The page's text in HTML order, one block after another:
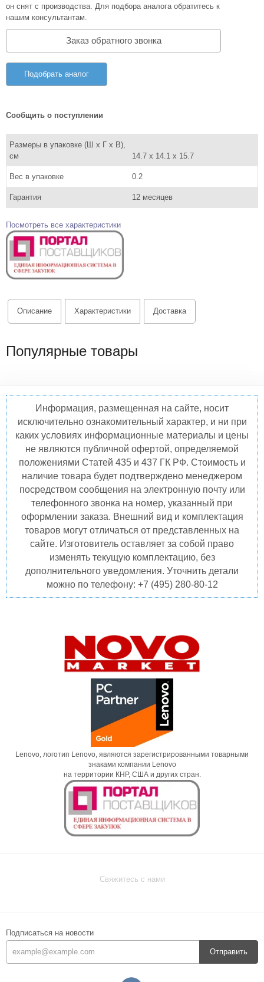
он снят с производства. Для подбора аналога обратитесь к
нашим консультантам.
Заказ обратного звонка
Подобрать аналог
Сообщить о поступлении
Размеры в упаковке (Ш x Г x В),
см
14.7 x 14.1 x 15.7
Вес в упаковке 0.2
Гарантия 12 месяцев
Посмотреть все характеристики
Описание Характеристики Доставка
Популярные товары
Информация, размещенная на сайте, носит
исключительно ознакомительный характер, и ни при
каких условиях информационные материалы и цены
не являются публичной офертой, определяемой
положениями Статей 435 и 437 ГК РФ. Стоимость и
наличие товара будет подтверждено менеджером
посредством сообщения на электронную почту или
телефонного звонка на номер, указанный при
оформлении заказа. Внешний вид и комплектация
товаров могут отличаться от представленных на
сайте. Изготовитель оставляет за собой право
изменять текущую комплектацию, без
дополнительного уведомления. Уточнить детали
можно по телефону: +7 (495) 280-80-12
Lenovo, логотип Lenovo, являются зарегистрированными товарными
знаками компании Lenovo
на территории КНР, США и других стран.
Свяжитесь с нами
Подписаться на новости
Отправить